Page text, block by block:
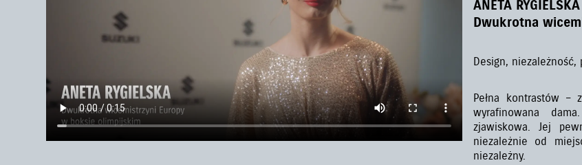
ANETA RYGIELSKA
Dwukrotna
Design,
Pełna kontrastów
wyrafinowana
zjawiskowa. Jej
niezależnie od
niezależny.